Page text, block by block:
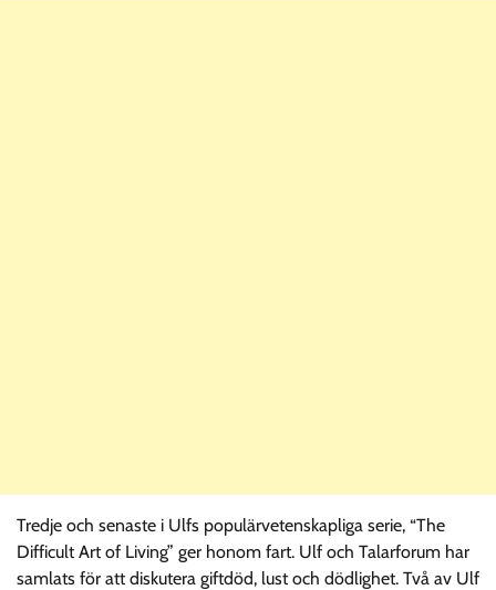
Tredje och senaste i Ulfs populärvetenskapliga serie, “The
Difficult Art of Living” ger honom fart. Ulf och Talarforum har
samlats för att diskutera giftdöd, lust och dödlighet. Två av Ulf